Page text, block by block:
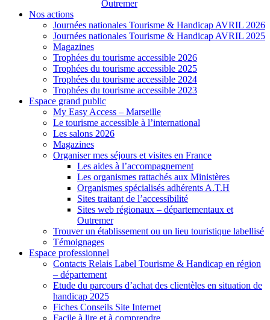
Outremer
Nos actions
Journées nationales Tourisme & Handicap AVRIL 2026
Journées nationales Tourisme & Handicap AVRIL 2025
Magazines
Trophées du tourisme accessible 2026
Trophées du tourisme accessible 2025
Trophées du tourisme accessible 2024
Trophées du tourisme accessible 2023
Espace grand public
My Easy Access – Marseille
Le tourisme accessible à l’international
Les salons 2026
Magazines
Organiser mes séjours et visites en France
Les aides à l’accompagnement
Les organismes rattachés aux Ministères
Organismes spécialisés adhérents A.T.H
Sites traitant de l’accessibilité
Sites web régionaux – départementaux et
Outremer
Trouver un établissement ou un lieu touristique labellisé
Témoignages
Espace professionnel
Contacts Relais Label Tourisme & Handicap en région
– département
Etude du parcours d’achat des clientèles en situation de
handicap 2025
Fiches Conseils Site Internet
Facile à lire et à comprendre